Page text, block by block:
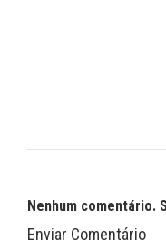
Nenhum comentário.
Enviar Comentário